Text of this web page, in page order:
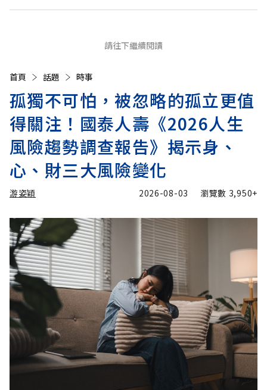
請往下繼續閱讀
首頁 話題 時事
孤獨不可怕，被忽略的孤立更值
得關注！國泰人壽《2026人生
風險趨勢調查報告》揭示身、
心、財三大風險變化
游姿穎 2026-08-03 瀏覽數 3,950+